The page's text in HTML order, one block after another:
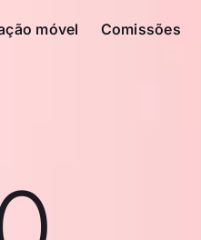
móvel Comissões